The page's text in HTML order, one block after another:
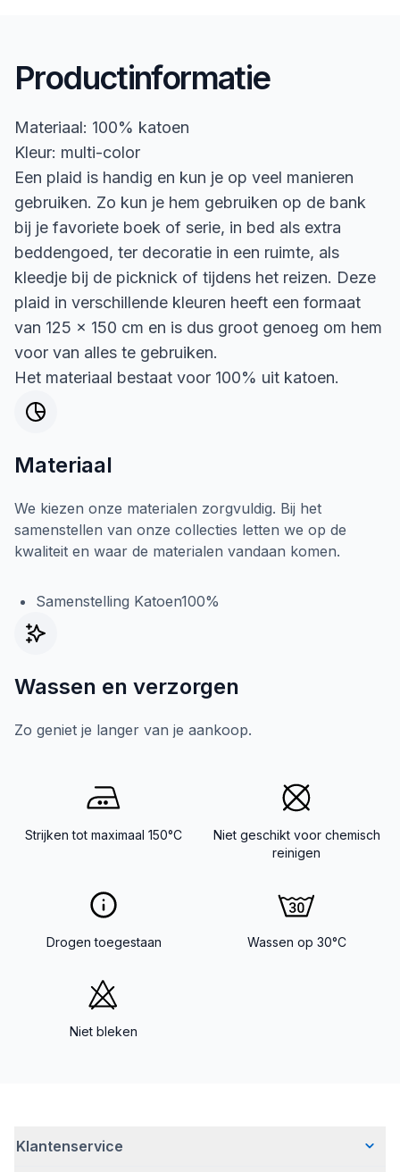
Productinformatie
Materiaal: 100% katoen
Kleur: multi-color
Een plaid is handig en kun je op veel manieren
gebruiken. Zo kun je hem gebruiken op de bank
bij je favoriete boek of serie, in bed als extra
beddengoed, ter decoratie in een ruimte, als
kleedje bij de picknick of tijdens het reizen. Deze
plaid in verschillende kleuren heeft een formaat
van 125 x 150 cm en is dus groot genoeg om hem
voor van alles te gebruiken.
Het materiaal bestaat voor 100% uit katoen.
Materiaal
We kiezen onze materialen zorgvuldig. Bij het
samenstellen van onze collecties letten we op de
kwaliteit en waar de materialen vandaan komen.
Samenstelling Katoen100%
Wassen en verzorgen
Zo geniet je langer van je aankoop.
Strijken tot maximaal 150°C
Niet geschikt voor chemisch
reinigen
Drogen toegestaan Wassen op 30°C
Niet bleken
Klantenservice